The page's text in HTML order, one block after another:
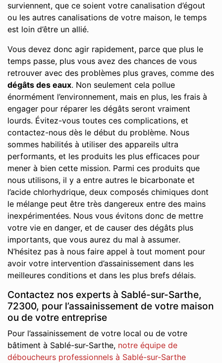
surviennent, que ce soient votre canalisation d’égout
ou les autres canalisations de votre maison, le temps
est loin d’être un allié.
Vous devez donc agir rapidement, parce que plus le
temps passe, plus vous avez des chances de vous
retrouver avec des problèmes plus graves, comme des
dégâts des eaux. Non seulement cela pollue
énormément l’environnement, mais en plus, les frais à
engager pour réparer les dégâts seront vraiment
lourds. Évitez-vous toutes ces complications, et
contactez-nous dès le début du problème. Nous
sommes habilités à utiliser des appareils ultra
performants, et les produits les plus efficaces pour
mener à bien cette mission. Parmi ces produits que
nous utilisons, il y a entre autres le bicarbonate et
l’acide chlorhydrique, deux composés chimiques dont
le mélange peut être très dangereux entre des mains
inexpérimentées. Nous vous évitons donc de mettre
votre vie en danger, et de causer des dégâts plus
importants, que vous aurez du mal à assumer.
N’hésitez pas à nous faire appel à tout moment pour
avoir votre intervention d’assainissement dans les
meilleures conditions et dans les plus brefs délais.
Contactez nos experts à Sablé-sur-Sarthe,
72300, pour l’assainissement de votre maison
ou de votre entreprise
Pour l’assainissement de votre local ou de votre
bâtiment à Sablé-sur-Sarthe, notre équipe de
déboucheurs professionnels à Sablé-sur-Sarthe